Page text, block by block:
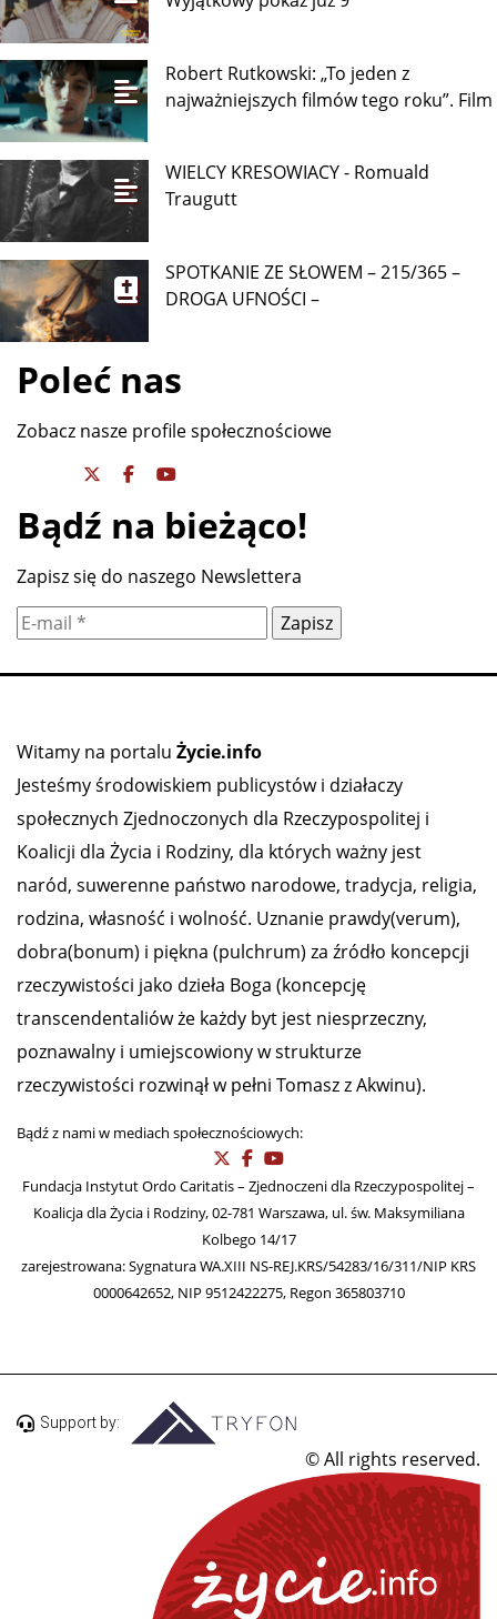
Robert Rutkowski: „To jeden z
najważniejszych filmów tego roku”. Film
WIELCY KRESOWIACY - Romuald
Traugutt
SPOTKANIE ZE SŁOWEM – 215/365 –
DROGA UFNOŚCI –
Poleć nas
Zobacz nasze profile społecznościowe
Bądź na bieżąco!
Zapisz się do naszego Newslettera
Witamy na portalu Życie.info
Jesteśmy środowiskiem publicystów i działaczy
społecznych Zjednoczonych dla Rzeczypospolitej i
Koalicji dla Życia i Rodziny, dla których ważny jest
naród, suwerenne państwo narodowe, tradycja, religia,
rodzina, własność i wolność. Uznanie prawdy(verum),
dobra(bonum) i piękna (pulchrum) za źródło koncepcji
rzeczywistości jako dzieła Boga (koncepcję
transcendentaliów że każdy byt jest niesprzeczny,
poznawalny i umiejscowiony w strukturze
rzeczywistości rozwinął w pełni Tomasz z Akwinu).
Bądź z nami w mediach społecznościowych:
Fundacja Instytut Ordo Caritatis – Zjednoczeni dla Rzeczypospolitej –
Koalicja dla Życia i Rodziny, 02-781 Warszawa, ul. św. Maksymiliana
Kolbego 14/17
zarejestrowana: Sygnatura WA.XIII NS-REJ.KRS/54283/16/311/NIP KRS
0000642652, NIP 9512422275, Regon 365803710
Support by:
© All rights reserved.